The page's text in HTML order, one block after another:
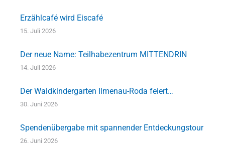
Erzählcafé wird Eiscafé
15. Juli 2026
Der neue Name: Teilhabezentrum MITTENDRIN
14. Juli 2026
Der Waldkindergarten Ilmenau-Roda feiert…
30. Juni 2026
Spendenübergabe mit spannender Entdeckungstour
26. Juni 2026